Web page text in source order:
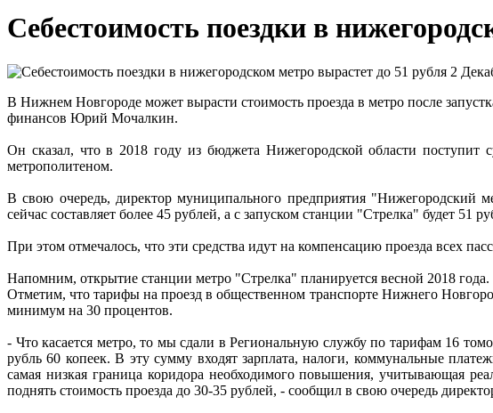
Себестоимость поездки в
2
В Нижнем Новгороде может вырасти стоимость проезда в метро после
финансов Юрий Мочалкин.
Он сказал, что в 2018 году из бюджета Нижегородской области
метрополитеном.
В свою очередь, директор муниципального предприятия "Нижегородский
сейчас составляет более 45 рублей, а с запуском станции "Стрелка" будет
При этом отмечалось, что эти средства идут на компенсацию проезда всех
Напомним, открытие станции метро "Стрелка" планируется весной 2018 года.
Отметим, что тарифы на проезд в общественном транспорте Нижнего
минимум на 30 процентов.
- Что касается метро, то мы сдали в Региональную службу по тарифам 16
рубль 60 копеек. В эту сумму входят зарплата, налоги, коммунальные
самая низкая граница коридора необходимого повышения, учитывающая
поднять стоимость проезда до 30-35 рублей, - сообщил в свою очередь